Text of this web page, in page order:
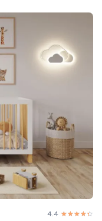
4.4 ☆☆☆☆☆
★★★★★